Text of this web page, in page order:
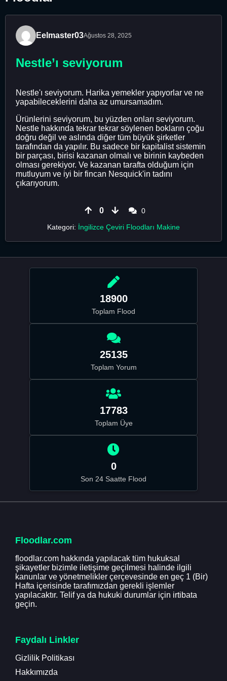
Eelmaster03Ağustos 28, 2025
Nestle’ı seviyorum
Nestle'ı seviyorum. Harika yemekler yapıyorlar ve ne
yapabileceklerini daha az umursamadım.
Ürünlerini seviyorum, bu yüzden onları seviyorum.
Nestle hakkında tekrar tekrar söylenen bokların çoğu
doğru değil ve aslında diğer tüm büyük şirketler
tarafından da yapılır. Bu sadece bir kapitalist sistemin
bir parçası, birisi kazanan olmalı ve birinin kaybeden
olması gerekiyor. Ve kazanan tarafta olduğum için
mutluyum ve iyi bir fincan Nesquick'in tadını
çıkarıyorum.
0
0
Kategori: İngilizce Çeviri Floodları Makine
18900
Toplam Flood
25135
Toplam Yorum
17783
Toplam Üye
0
Son 24 Saatte Flood
Floodlar.com
floodlar.com hakkında yapılacak tüm hukuksal
şikayetler bizimle iletişime geçilmesi halinde ilgili
kanunlar ve yönetmelikler çerçevesinde en geç 1 (Bir)
Hafta içerisinde tarafımızdan gerekli işlemler
yapılacaktır. Telif ya da hukuki durumlar için irtibata
geçin.
Faydalı Linkler
Gizlilik Politikası
Hakkımızda